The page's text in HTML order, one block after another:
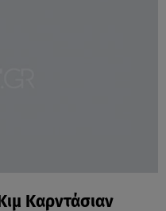
Καρντάσιαν